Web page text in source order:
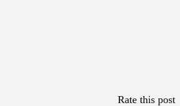
Rate this post